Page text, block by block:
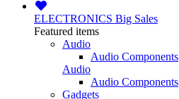
ELECTRONICS Big Sales
Featured items
Audio
Audio Components
Audio
Audio Components
Gadgets